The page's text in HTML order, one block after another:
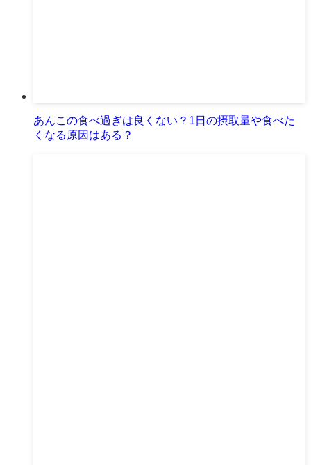
あんこの食べ過ぎは良くない？1日の摂取量や食べた
くなる原因はある？